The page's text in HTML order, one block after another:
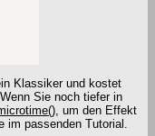
Klassiker und kostet
Sie noch tiefer in
, um den Effekt
im passenden Tutorial.